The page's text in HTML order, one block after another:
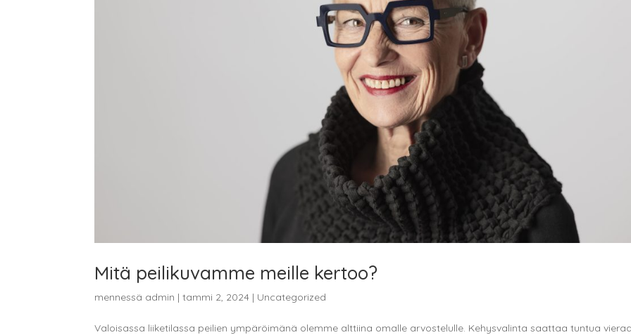
Mitä peilikuvamme meille kertoo?
mennessä admin |tammi 2, 2024 | Uncategorized
Valoisassa liiketilassa peilien ympäröimänä olemme alttiina omalle arvostelulle. Kehysvalinta saattaa tuntua